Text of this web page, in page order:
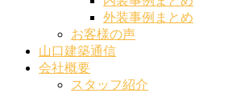
外装事例まとめ
お客様の声
山口建築通信
会社概要
スタッフ紹介